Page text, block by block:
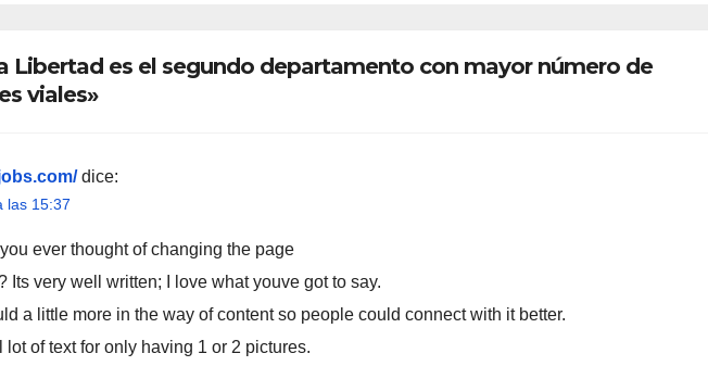
Libertad es el segundo departamento con mayor número de
viales»
dice:
las 15:37
ever thought of changing the page
Its very well written; I love what youve got to say.
a little more in the way of content so people could connect with it better.
lot of text for only having 1 or 2 pictures.